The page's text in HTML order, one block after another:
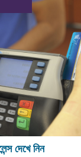
দেখে নিন